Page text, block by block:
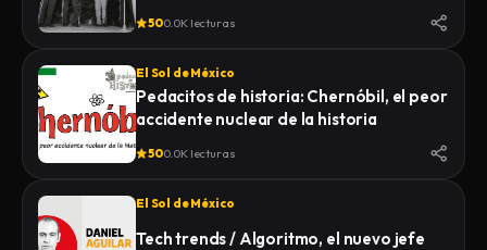
500.0K lecturas
El Sol de México
Pedacitos de historia: Chernóbil, el peor
accidente nuclear de la historia
500.0K lecturas
El Sol de México
Tech trends / Algoritmo, el nuevo jefe